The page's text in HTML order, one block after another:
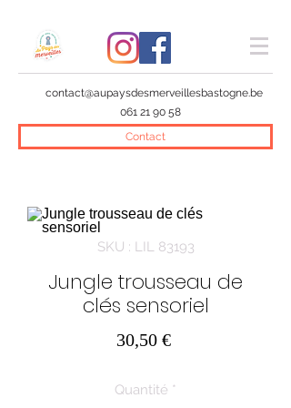
contact@aupaysdesmerveillesbastogne.be
061 21 90 58
Contact
SKU : LIL 83193
Jungle trousseau de
clés sensoriel
30,50 €Prix
Quantité *